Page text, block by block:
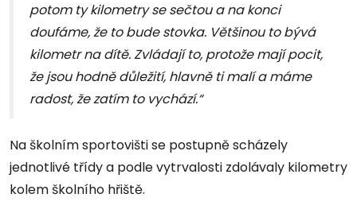
potom ty kilometry se sečtou a na konci
doufáme, že to bude stovka. Většinou to bývá
kilometr na dítě. Zvládají to, protože mají pocit,
že jsou hodně důležití, hlavně ti malí a máme
radost, že zatím to vychází.“
Na školním sportovišti se postupně scházely
jednotlivé třídy a podle vytrvalosti zdolávaly kilometry
kolem školního hřiště.